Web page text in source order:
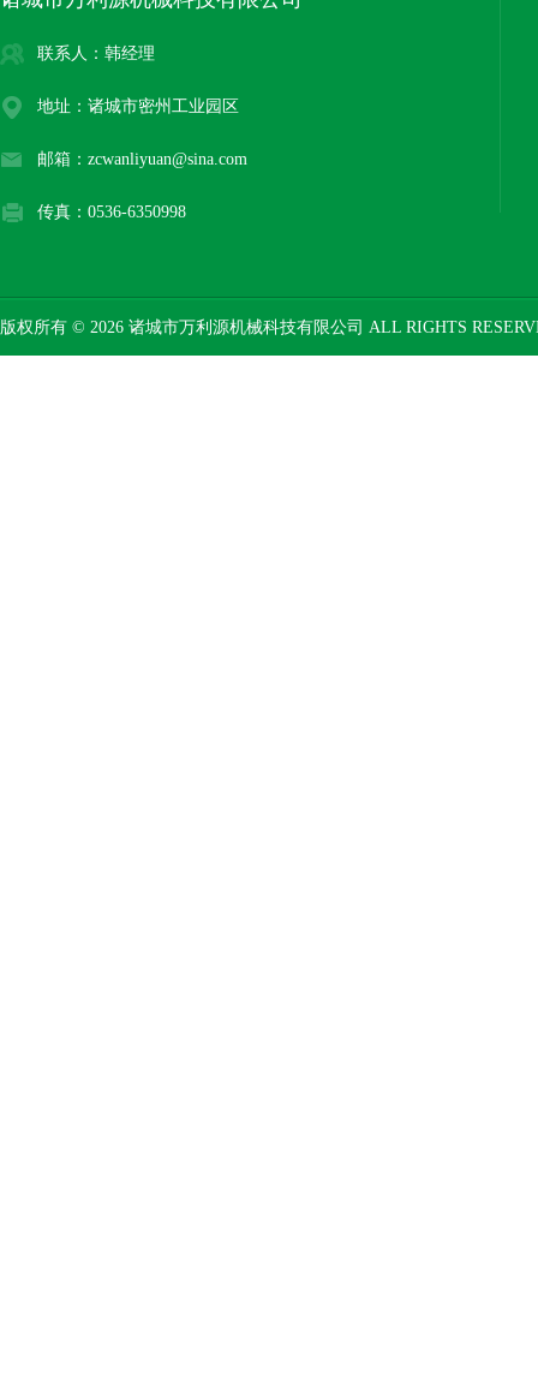
联系人：韩经理
地址：诸城市密州工业园区
邮箱：zcwanliyuan@sina.com
传真：0536-6350998
版权所有 © 2026 诸城市万利源机械科技有限公司 ALL RIGHTS